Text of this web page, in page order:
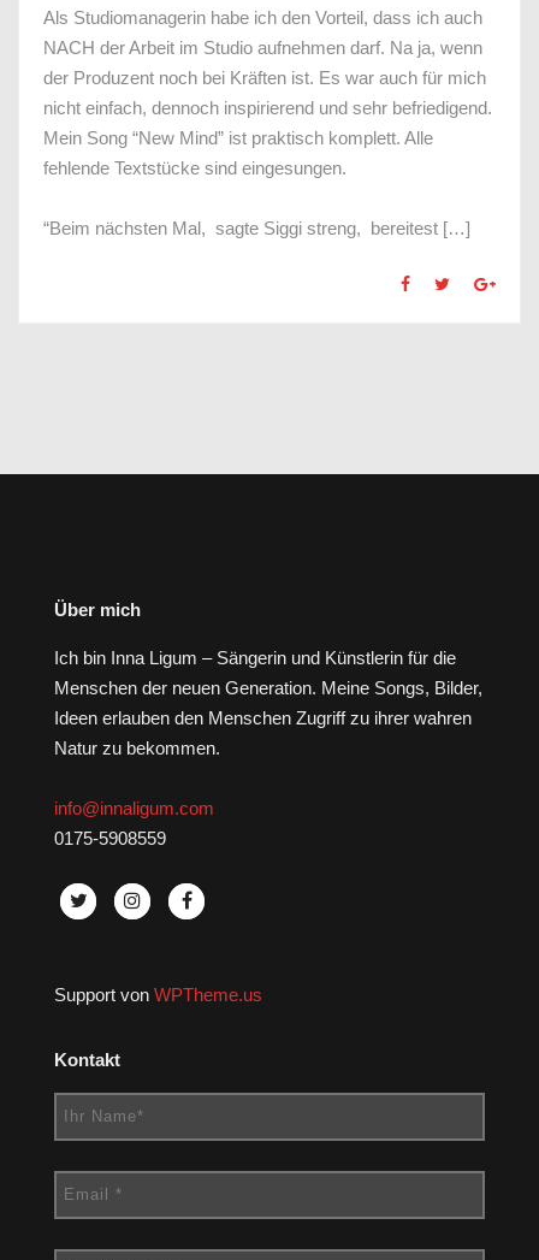
Als Studiomanagerin habe ich den Vorteil, dass ich auch
NACH der Arbeit im Studio aufnehmen darf. Na ja, wenn
der Produzent noch bei Kräften ist. Es war auch für mich
nicht einfach, dennoch inspirierend und sehr befriedigend.
Mein Song “New Mind” ist praktisch komplett. Alle
fehlende Textstücke sind eingesungen.
“Beim nächsten Mal, sagte Siggi streng, bereitest […]
Über mich
Ich bin Inna Ligum – Sängerin und Künstlerin für die
Menschen der neuen Generation. Meine Songs, Bilder,
Ideen erlauben den Menschen Zugriff zu ihrer wahren
Natur zu bekommen.
info@innaligum.com
0175-5908559
Support von WPTheme.us
Kontakt